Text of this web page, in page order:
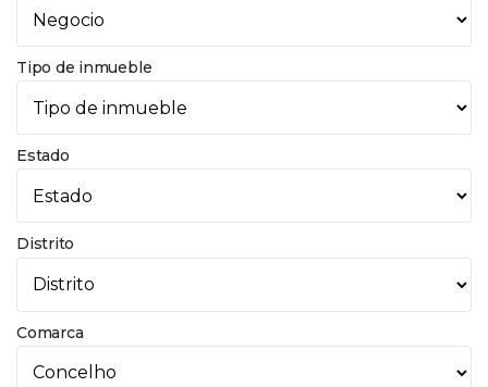
Tipo de inmueble
Estado
Distrito
Comarca